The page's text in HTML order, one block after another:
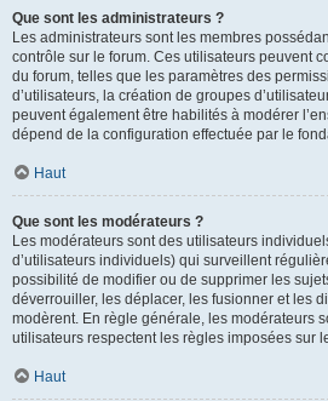
Que sont les administrateurs ?
Les administrateurs sont les membres
contrôle sur le forum. Ces utilisateurs peuvent
du forum, telles que les paramètres des
d’utilisateurs, la création de groupes
peuvent également être habilités à modérer
dépend de la configuration effectuée par le
Haut
Que sont les modérateurs ?
Les modérateurs sont des utilisateurs
d’utilisateurs individuels) qui surveillent
possibilité de modifier ou de supprimer les
déverrouiller, les déplacer, les fusionner et les
modèrent. En règle générale, les modérateurs
utilisateurs respectent les règles imposées sur
Haut